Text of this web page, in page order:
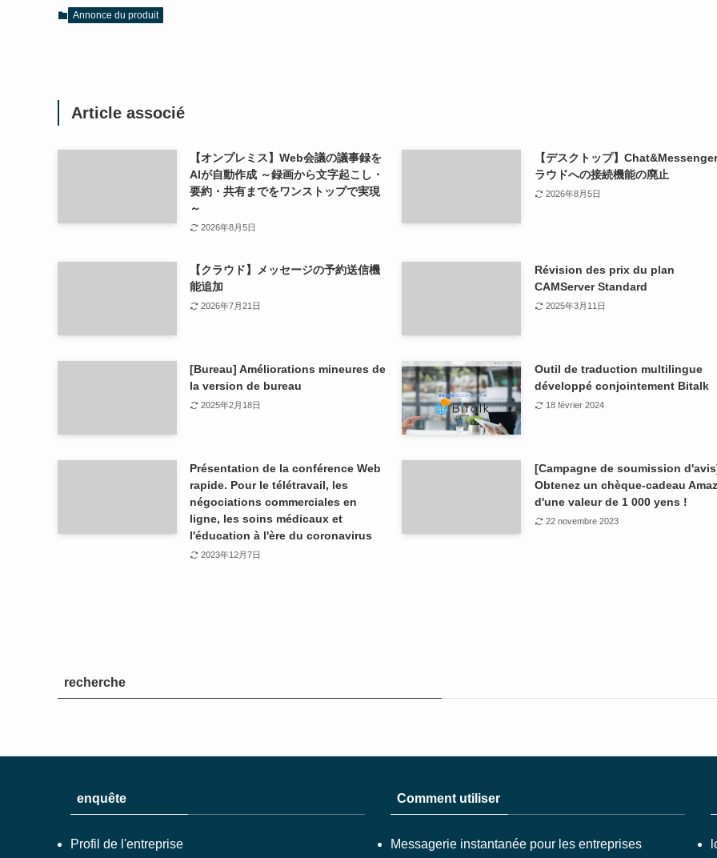
Annonce du produit
Article associé
【オンプレミス】Web会議の議事録を
AIが自動作成 ～録画から文字起こし・
要約・共有までをワンストップで実現
～
2026年8月5日
【デスクトップ】
ラウドへの接続機能の廃止
2026年8月5日
【クラウド】メッセージの予約送信機
能追加
2026年7月21日
Révision des prix du plan
CAMServer Standard
2025年3月11日
[Bureau] Améliorations mineures de
la version de bureau
2025年2月18日
Outil de traduction multilingue
développé conjointement Bitalk
18 février 2024
Présentation de la conférence Web
rapide. Pour le télétravail, les
négociations commerciales en
ligne, les soins médicaux et
l'éducation à l'ère du coronavirus
2023年12月7日
[Campagne de soumission
Obtenez un chèque-cadeau
d'une valeur de 1 000 yens !
22 novembre 2023
recherche
enquête
Profil de l'entreprise
Comment utiliser
Messagerie instantanée pour les entreprises